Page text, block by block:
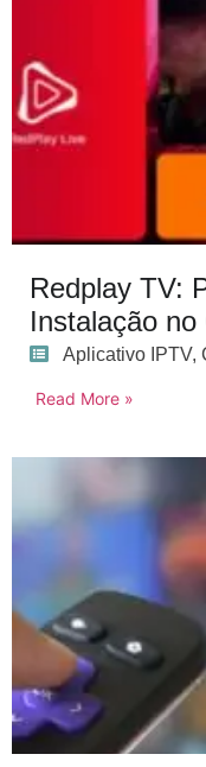
Redplay TV:
Instalação
Aplicativo IPTV,
Read More »